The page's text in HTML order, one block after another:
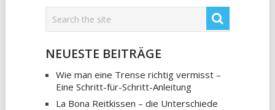
NEUESTE BEITRÄGE
Wie man eine Trense richtig vermisst –
Eine Schritt-für-Schritt-Anleitung
La Bona Reitkissen – die Unterschiede